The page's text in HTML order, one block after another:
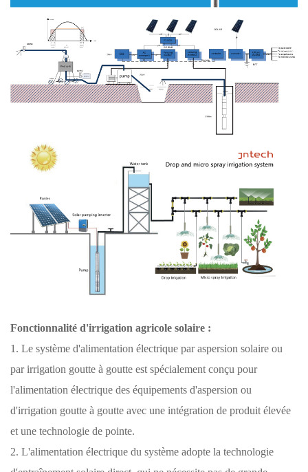
Fonctionnalité d'irrigation agricole solaire :
1. Le système d'alimentation électrique par aspersion solaire ou
par irrigation goutte à goutte est spécialement conçu pour
l'alimentation électrique des équipements d'aspersion ou
d'irrigation goutte à goutte avec une intégration de produit élevée
et une technologie de pointe.
2. L'alimentation électrique du système adopte la technologie